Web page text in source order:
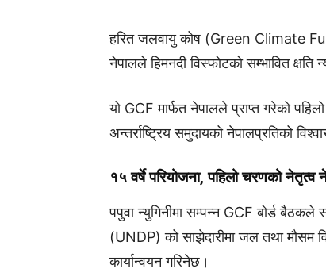
हरित जलवायु कोष (Green Climate
नेपालले हिमनदी विस्फोटको सम्भावित क्षति
यो GCF मार्फत नेपालले प्राप्त गरेको
अन्तर्राष्ट्रिय समुदायको नेपालप्रतिको
१५ वर्षे परियोजना, पहिलो चरणको नेतृत्व
पपुवा न्युगिनीमा सम्पन्न GCF बोर्ड बैठकले
(UNDP) को साझेदारीमा जल तथा मौसम
कार्यान्वयन गरिनेछ।